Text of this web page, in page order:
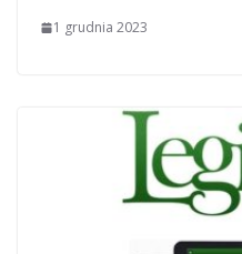
1 grudnia 2023